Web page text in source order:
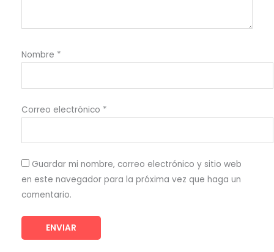
Nombre *
Correo electrónico *
Guardar mi nombre, correo electrónico y sitio web
en este navegador para la próxima vez que haga un
comentario.